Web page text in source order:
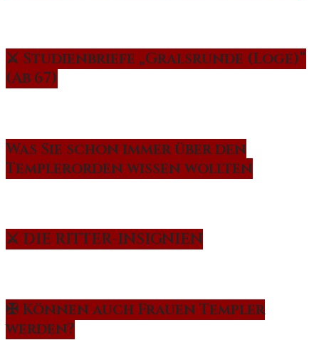
⚔️ Studienbriefe „Gralsrunde (Loge)“
(Ab 67)
Was Sie schon immer über den
Templerorden wissen wollten
⚔️ DIE RITTER-INSIGNIEN
✠ Können auch Frauen Templer
werden?